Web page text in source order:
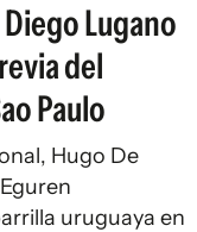
Lugano
del
Paulo
Hugo De
uruguaya en